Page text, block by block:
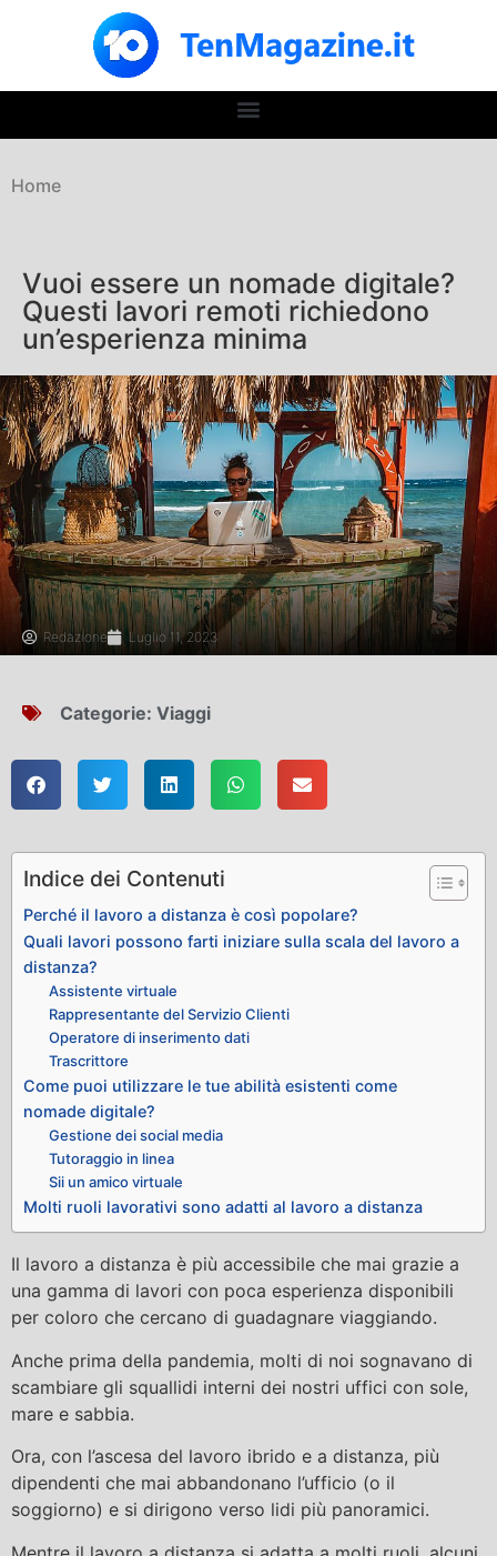
Home
Vuoi essere un nomade digitale?
Questi lavori remoti richiedono
un’esperienza minima
Redazione Luglio 11, 2023
Categorie: Viaggi
Indice dei Contenuti
Perché il lavoro a distanza è così popolare?
Quali lavori possono farti iniziare sulla scala del lavoro a
distanza?
Assistente virtuale
Rappresentante del Servizio Clienti
Operatore di inserimento dati
Trascrittore
Come puoi utilizzare le tue abilità esistenti come
nomade digitale?
Gestione dei social media
Tutoraggio in linea
Sii un amico virtuale
Molti ruoli lavorativi sono adatti al lavoro a distanza
Il lavoro a distanza è più accessibile che mai grazie a
una gamma di lavori con poca esperienza disponibili
per coloro che cercano di guadagnare viaggiando.
Anche prima della pandemia, molti di noi sognavano di
scambiare gli squallidi interni dei nostri uffici con sole,
mare e sabbia.
Ora, con l’ascesa del lavoro ibrido e a distanza, più
dipendenti che mai abbandonano l’ufficio (o il
soggiorno) e si dirigono verso lidi più panoramici.